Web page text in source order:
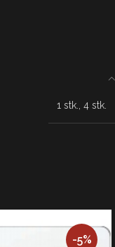
1 stk. 4 stk.
-5%